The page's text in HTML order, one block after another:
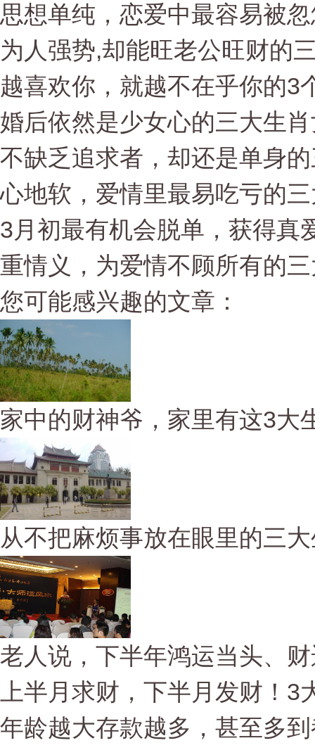
思想单纯，恋爱中最容易被
为人强势,却能旺老公旺财的
越喜欢你，就越不在乎你的3
婚后依然是少女心的三大生
不缺乏追求者，却还是单身
心地软，爱情里最易吃亏的
3月初最有机会脱单，获得真
重情义，为爱情不顾所有的
您可能感兴趣的文章：
家中的财神爷，家里有这3大
从不把麻烦事放在眼里的三
老人说，下半年鸿运当头、
上半月求财，下半月发财！3
年龄越大存款越多，甚至多